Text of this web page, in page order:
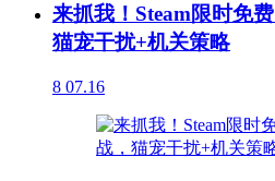
来抓我！Steam限时免
猫宠干扰+机关策略
8 07.16